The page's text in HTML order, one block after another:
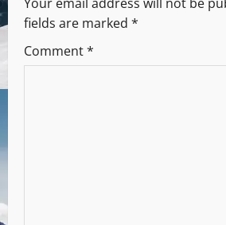
fields are marked *
Comment*